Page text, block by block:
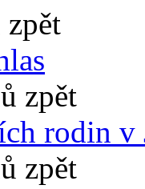
zpět
rodin v
zpět